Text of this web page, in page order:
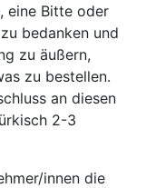
eine Bitte oder
bedanken und
zu äußern,
zu bestellen.
an diesen
2-3
innen die